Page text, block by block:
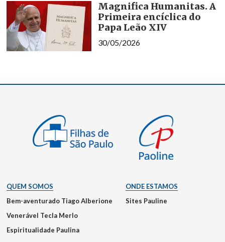
Magnifica Humanitas. A
Primeira encíclica do
Papa Leão XIV
30/05/2026
QUEM SOMOS
Bem-aventurado Tiago Alberione
Venerável Tecla Merlo
Espiritualidade Paulina
ONDE ESTAMOS
Sites Pauline